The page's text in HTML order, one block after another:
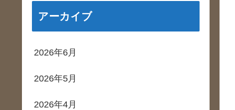
アーカイブ
2026年6月
2026年5月
2026年4月